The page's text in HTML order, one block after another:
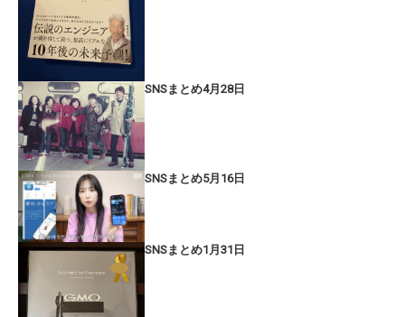
SNSまとめ4月28日
SNSまとめ5月16日
SNSまとめ1月31日